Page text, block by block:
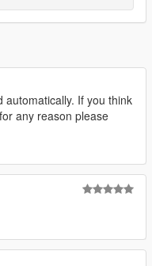
automatically. If you think
any reason please